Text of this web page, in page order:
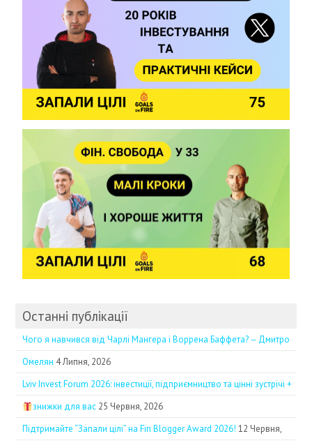
Останні публікації
Чого я навчився від Чарлі Мангера і Воррена Баффета? – Дмитро
Омелян 4 Липня, 2026
Lviv Invest Forum 2026: інвестиції, підприємництво та цінні зустрічі +
знижки для вас 25 Червня, 2026
Підтримайте “Запали цілі” на Fin Blogger Award 2026! 12 Червня,